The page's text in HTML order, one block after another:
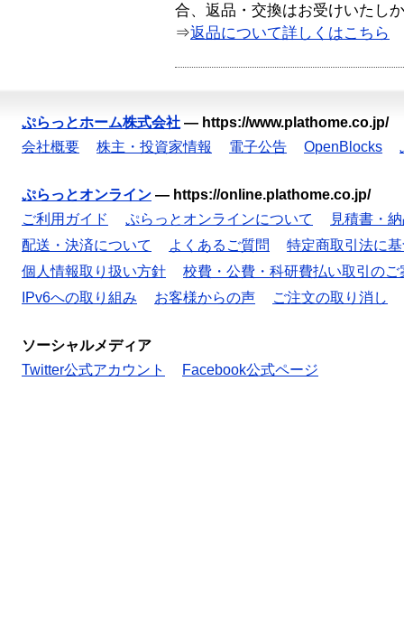
合、返品・交換はお受けいたし
⇒返品について詳しくはこちら
ぷらっとホーム株式会社 — https://www.plathome.co.jp/
会社概要
株主・投資家情報 電子公告 OpenBlocks
ぷらっとオンライン — https://online.plathome.co.jp/
ご利用ガイド
ぷらっとオンラインについて
見積書・
配送・決済について
よくあるご質問
特定商取引法に
個人情報取り扱い方針
校費・公費・科研費払い取引のご
IPv6への取り組み
お客様からの声 ご注文の取り消し
ソーシャルメディア
Twitter公式アカウント
Facebook公式ページ